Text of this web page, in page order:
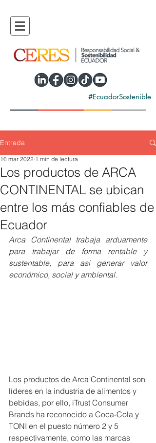
#EcuadorSostenible
Entrada
Los productos de ARCA
CONTINENTAL se ubican
entre los más confiables de
Ecuador
16 mar 2022 1 min de lectura
Arca Continental trabaja arduamente
para trabajar de forma rentable y
sustentable, para así generar valor
económico, social y ambiental.
Los productos de Arca Continental son
líderes en la industria de alimentos y
bebidas, por ello, iTrust Consumer
Brands ha reconocido a Coca-Cola y
TONI en el puesto número 2 y 5
respectivamente, como las marcas